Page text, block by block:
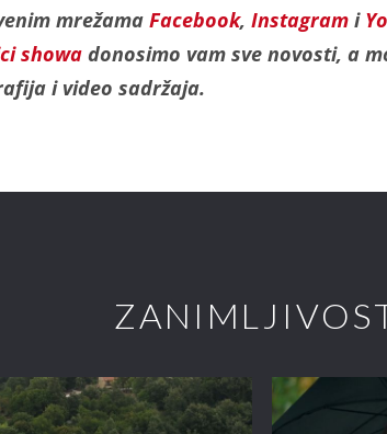
mrežama Facebook, Instagram i
showa donosimo vam sve novosti, a
i video sadržaja.